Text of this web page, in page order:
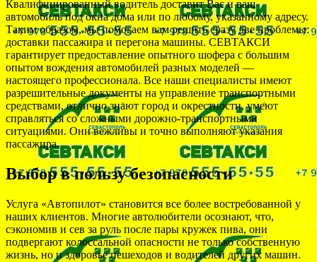
Квалифицированный водитель доставит Вас и ваш
автомобиль под окна дома или по любому, указанному адресу.
Таким образом, мы помогаем вам решить сразу две проблемы:
доставки пассажира и перегона машины. СЕВТАКСИ
гарантирует предоставление опытного шофера с большим
опытом вождения автомобилей разных моделей —
настоящего профессионала. Все наши специалисты имеют
разрешительные документы на управление транспортными
средствами, отлично знают город и окрестности, умеют
справляться со сложными дорожно-транспортными
ситуациями. Они вежливы и точно выполняют указания
пассажира.
Выбор в пользу безопасности
Услуга «Автопилот» становится все более востребованной у
наших клиентов. Многие автолюбители осознают, что,
сэкономив и сев за руль после пары кружек пива, они
подвергают колоссальной опасности не только собственную
жизнь, но и здоровье пешеходов и водителей других машин.